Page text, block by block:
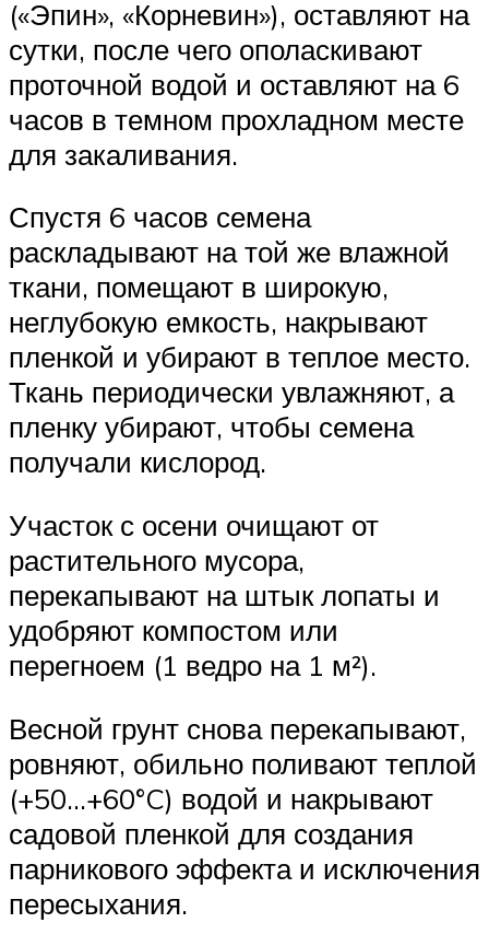
(«Эпин», «Корневин»), оставляют на
сутки, после чего ополаскивают
проточной водой и оставляют на 6
часов в темном прохладном месте
для закаливания.
Спустя 6 часов семена
раскладывают на той же влажной
ткани, помещают в широкую,
неглубокую емкость, накрывают
пленкой и убирают в теплое место.
Ткань периодически увлажняют, а
пленку убирают, чтобы семена
получали кислород.
Участок с осени очищают от
растительного мусора,
перекапывают на штык лопаты и
удобряют компостом или
перегноем (1 ведро на 1 м²).
Весной грунт снова перекапывают,
ровняют, обильно поливают теплой
(+50…+60°C) водой и накрывают
садовой пленкой для создания
парникового эффекта и исключения
пересыхания.